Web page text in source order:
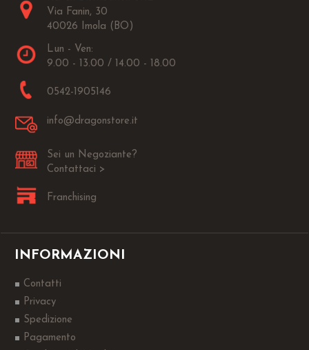
Via Fanin, 30
40026 Imola (BO)
Lun - Ven:
9.00 - 13.00 / 14.00 - 18.00
0542-1905146
info@dragonstore.it
Sei un Negoziante?
Contattaci >
Franchising
INFORMAZIONI
Contatti
Privacy
Spedizione
Pagamento